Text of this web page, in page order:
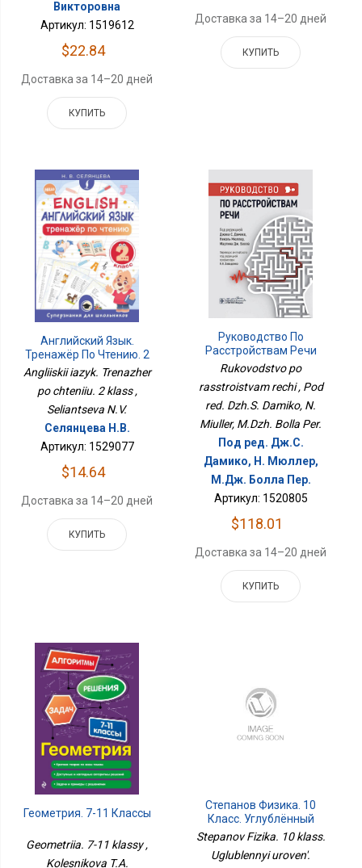
Викторовна
Артикул: 1519612
$22.84
Доставка за 14–20 дней
КУПИТЬ
Доставка за 14–20 дней
КУПИТЬ
Английский Язык.
Тренажёр По Чтению. 2
Класс
Angliiskii iazyk. Trenazher
po chteniiu. 2 klass ,
Seliantseva N.V.
Селянцева Н.В.
Артикул: 1529077
$14.64
Доставка за 14–20 дней
КУПИТЬ
Руководство По
Расстройствам Речи
Rukovodstvo po
rasstroistvam rechi , Pod
red. Dzh.S. Damiko, N.
Miuller, M.Dzh. Bolla Per.
Под ред. Дж.С.
Дамико, Н. Мюллер,
М.Дж. Болла Пер.
Артикул: 1520805
$118.01
Доставка за 14–20 дней
КУПИТЬ
Геометрия. 7-11 Классы
Geometriia. 7-11 klassy ,
Kolesnikova T.A.
Степанов Физика. 10
Класс. Углублённый
Уровень. Школьный
Stepanov Fizika. 10 klass.
Uglublennyi uroven'.